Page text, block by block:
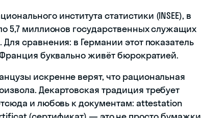
института статистики (INSEE), в
5,7 миллионов государственных служащих
сравнения: в Германии этот показатель
буквально живёт бюрократией.
искренне верят, что рациональная
Декартовская традиция требует
и любовь к документам: attestation